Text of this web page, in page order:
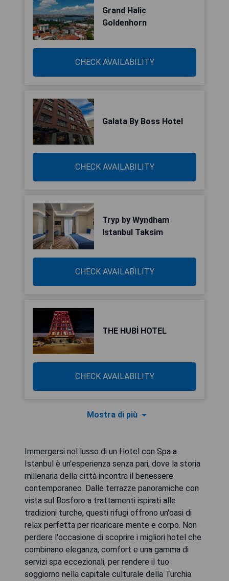
Grand Halic
Goldenhorn
CHECK AVAILABILITY
Galata By Boss Hotel
CHECK AVAILABILITY
Tryp by Wyndham
Istanbul Taksim
CHECK AVAILABILITY
THE HUBİ HOTEL
CHECK AVAILABILITY
Mostra di più
Immergersi nel lusso di un Hotel con Spa a
Istanbul è un'esperienza senza pari, dove la storia
millenaria della città incontra il benessere
contemporaneo. Dalle terrazze panoramiche con
vista sul Bosforo a trattamenti ispirati alle
tradizioni turche, questi rifugi offrono un'oasi di
relax perfetta per ricaricare mente e corpo. Non
perdere l'occasione di scoprire i migliori hotel che
combinano eleganza, comfort e una gamma di
servizi spa eccezionali, per rendere il tuo
soggiorno nella capitale culturale della Turchia